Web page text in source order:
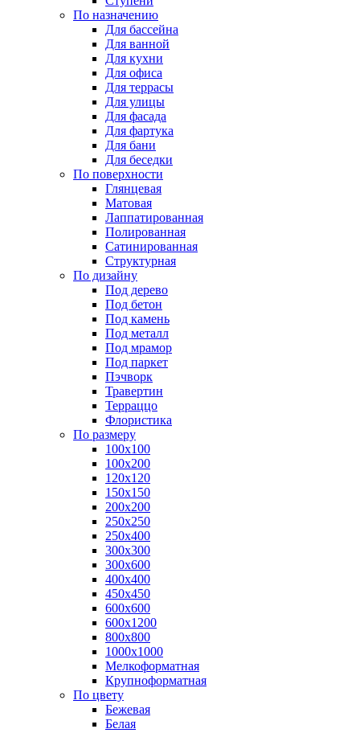
По назначению
Для бассейна
Для ванной
Для кухни
Для офиса
Для террасы
Для улицы
Для фасада
Для фартука
Для бани
Для беседки
По поверхности
Глянцевая
Матовая
Лаппатированная
Полированная
Сатинированная
Структурная
По дизайну
Под дерево
Под бетон
Под камень
Под металл
Под мрамор
Под паркет
Пэчворк
Травертин
Терраццо
Флористика
По размеру
100х100
100х200
120х120
150х150
200х200
250х250
250х400
300х300
300х600
400х400
450х450
600х600
600х1200
800х800
1000х1000
Мелкоформатная
Крупноформатная
По цвету
Бежевая
Белая